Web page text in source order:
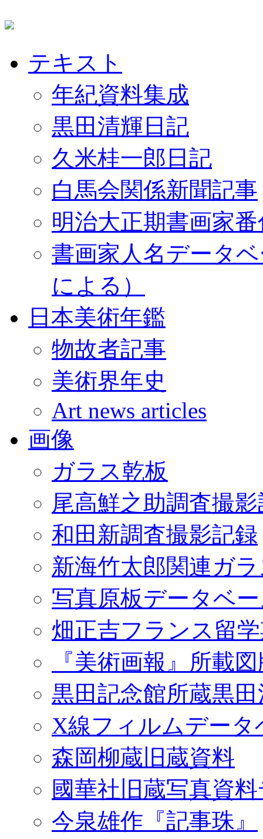
テキスト
年紀資料集成
黒田清輝日記
久米桂一郎日記
白馬会関係新聞記事
明治大正期書画家
書画家人名データ
による）
日本美術年鑑
物故者記事
美術界年史
Art news articles
画像
ガラス乾板
尾高鮮之助調査撮
和田新調査撮影記録
新海竹太郎関連ガ
写真原板データベ
畑正吉フランス留
『美術画報』所載
黒田記念館所蔵黒
X線フィルムデータ
森岡柳蔵旧蔵資料
國華社旧蔵写真資
今泉雄作『記事珠』